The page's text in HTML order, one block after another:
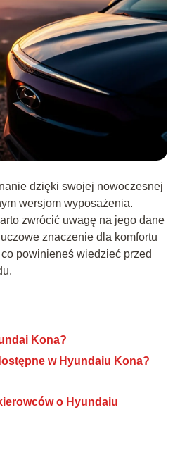
dzięki swojej nowoczesnej
wersjom wyposażenia.
zwrócić uwagę na jego dane
znaczenie dla komfortu
powinieneś wiedzieć przed
Kona?
w Hyundaiu Kona?
o Hyundaiu